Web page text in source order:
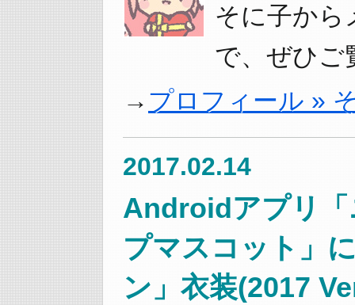
そに子から
で、ぜひご
プロフィール »
2017.02.14
Androidアプリ
プマスコット」
ン」衣装(2017